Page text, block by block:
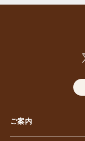
ご案内